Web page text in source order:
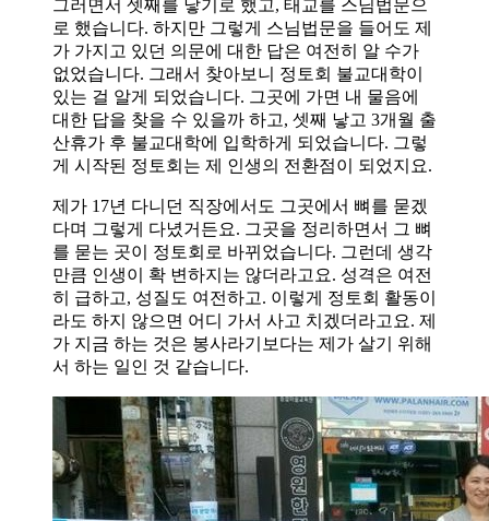
그러면서 셋째를 낳기로 했고, 태교를 스님법문으
로 했습니다. 하지만 그렇게 스님법문을 들어도 제
가 가지고 있던 의문에 대한 답은 여전히 알 수가
없었습니다. 그래서 찾아보니 정토회 불교대학이
있는 걸 알게 되었습니다. 그곳에 가면 내 물음에
대한 답을 찾을 수 있을까 하고, 셋째 낳고 3개월 출
산휴가 후 불교대학에 입학하게 되었습니다. 그렇
게 시작된 정토회는 제 인생의 전환점이 되었지요.
제가 17년 다니던 직장에서도 그곳에서 뼈를 묻겠
다며 그렇게 다녔거든요. 그곳을 정리하면서 그 뼈
를 묻는 곳이 정토회로 바뀌었습니다. 그런데 생각
만큼 인생이 확 변하지는 않더라고요. 성격은 여전
히 급하고, 성질도 여전하고. 이렇게 정토회 활동이
라도 하지 않으면 어디 가서 사고 치겠더라고요. 제
가 지금 하는 것은 봉사라기보다는 제가 살기 위해
서 하는 일인 것 같습니다.